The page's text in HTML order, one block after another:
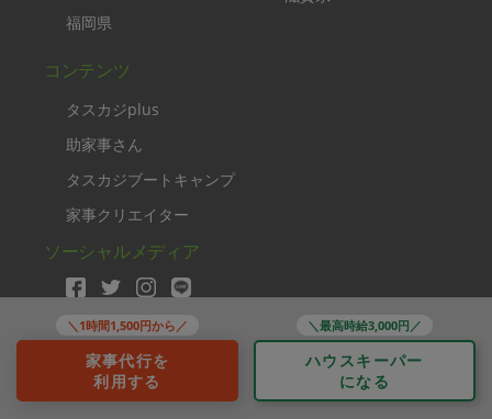
＼1時間1,500円から／
家事代行を
利用する
＼最高時給3,000円／
ハウスキーパー
になる
福岡県
コンテンツ
タスカジplus
助家事さん
タスカジブートキャンプ
家事クリエイター
ソーシャルメディア
Copyright TASKAJI Inc.